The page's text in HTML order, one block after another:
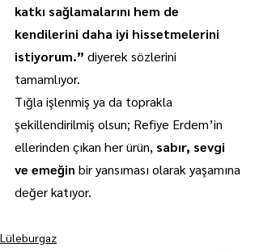
katkı sağlamalarını hem de
kendilerini daha iyi hissetmelerini
istiyorum.” diyerek sözlerini
tamamlıyor.
Tığla işlenmiş ya da toprakla
şekillendirilmiş olsun; Refiye Erdem’in
ellerinden çıkan her ürün, sabır, sevgi
ve emeğin bir yansıması olarak yaşamına
değer katıyor.
Lüleburgaz